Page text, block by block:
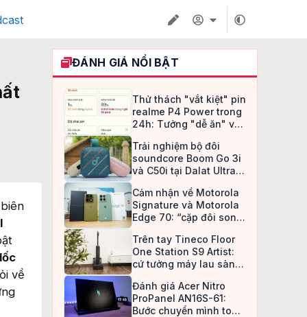
về
ĐÁNH GIÁ NỔI BẬT
Thử thách "vắt kiệt" pin
realme P4 Power trong
24h: Tưởng "dễ ăn" và
Trải nghiệm bộ đôi
soundcore Boom Go 3i
và C50i tại Dalat Ultra
ưu, hầu bao hợp lý cho
dân mê xê dịch
Cảm nhận về Motorola
Signature và Motorola
Edge 70: “cặp đôi song
đầy trọng lượng
Trên tay Tineco Floor
One Station S9 Artist:
cứ tưởng máy lau sàn
Đánh giá Acer Nitro
ProPanel AN16S-61:
Bước chuyển mình toàn